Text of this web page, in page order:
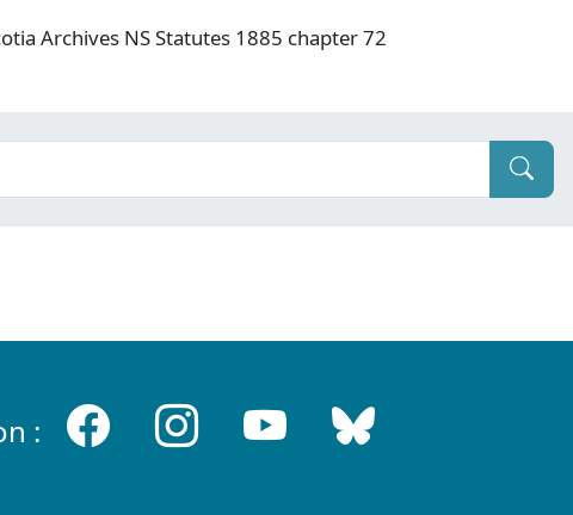
Archives NS Statutes 1885 chapter 72
: